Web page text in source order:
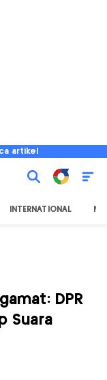
artikel
INTERNATIONAL
DPR
Suara